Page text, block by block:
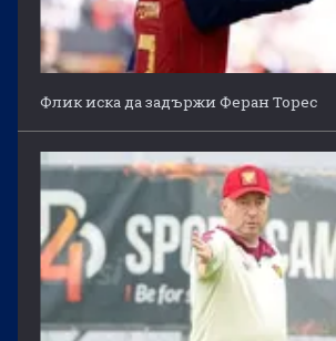
Флик иска да задържи Феран Торес